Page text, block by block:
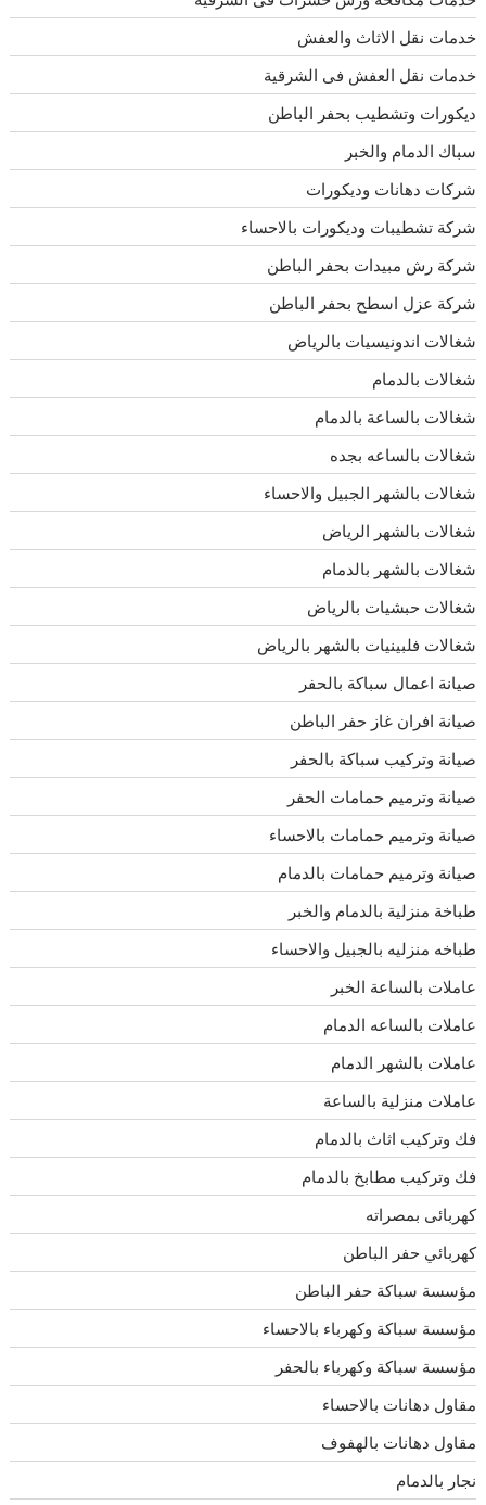
خدمات نقل الاثاث والعفش
خدمات نقل العفش فى الشرقية
ديكورات وتشطيب بحفر الباطن
سباك الدمام والخبر
شركات دهانات وديكورات
شركة تشطيبات وديكورات بالاحساء
شركة رش مبيدات بحفر الباطن
شركة عزل اسطح بحفر الباطن
شغالات اندونيسيات بالرياض
شغالات بالدمام
شغالات بالساعة بالدمام
شغالات بالساعه بجده
شغالات بالشهر الجبيل والاحساء
شغالات بالشهر الرياض
شغالات بالشهر بالدمام
شغالات حبشيات بالرياض
شغالات فلبينيات بالشهر بالرياض
صيانة اعمال سباكة بالحفر
صيانة افران غاز حفر الباطن
صيانة وتركيب سباكة بالحفر
صيانة وترميم حمامات الحفر
صيانة وترميم حمامات بالاحساء
صيانة وترميم حمامات بالدمام
طباخة منزلية بالدمام والخبر
طباخه منزليه بالجبيل والاحساء
عاملات بالساعة الخبر
عاملات بالساعه الدمام
عاملات بالشهر الدمام
عاملات منزلية بالساعة
فك وتركيب اثاث بالدمام
فك وتركيب مطابخ بالدمام
كهربائى بمصراته
كهربائي حفر الباطن
مؤسسة سباكة حفر الباطن
مؤسسة سباكة وكهرباء بالاحساء
مؤسسة سباكة وكهرباء بالحفر
مقاول دهانات بالاحساء
مقاول دهانات بالهفوف
نجار بالدمام